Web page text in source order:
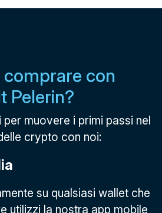
comprare con
Pelerin?
per muovere i primi passi nel
crypto con noi:
su qualsiasi wallet che
utilizzi la nostra app mobile